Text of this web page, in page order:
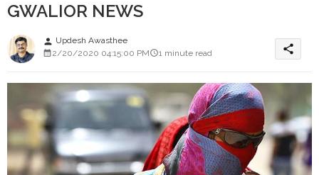
GWALIOR NEWS
person Updesh Awasthee
2/20/2020 04:15:00 PM
1 minute read share